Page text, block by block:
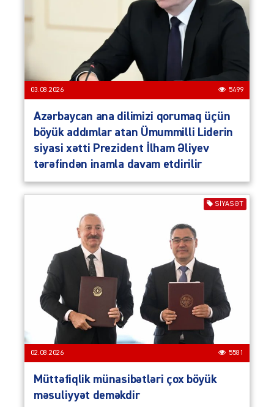
03.08.2026 5499
Azərbaycan ana dilimizi qorumaq üçün
böyük addımlar atan Ümummilli Liderin
siyasi xətti Prezident İlham Əliyev
tərəfindən inamla davam etdirilir
SIYASƏT
02.08.2026 5581
Müttəfiqlik münasibətləri çox böyük
məsuliyyət deməkdir